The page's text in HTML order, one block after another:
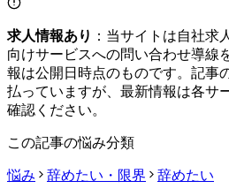
求人情報あり ：当サイトは自社求
向けサービスへの問い合わせ導線
報は公開日時点のものです。記事
払っていますが、最新情報は各サ
確認ください。
この記事の悩み分類
悩み 辞めたい・限界 辞めたい